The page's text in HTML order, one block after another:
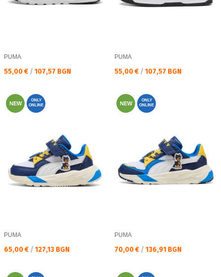
PUMA
Текуща цена:
55,00 € / 107,57 BGN
PUMA
Текуща цена:
55,00 € / 107,57 BGN
NEW
ONLY
ONLINE
PUMA
Текуща цена:
65,00 € / 127,13 BGN
NEW
ONLY
ONLINE
PUMA
Текуща цена:
70,00 € / 136,91 BGN